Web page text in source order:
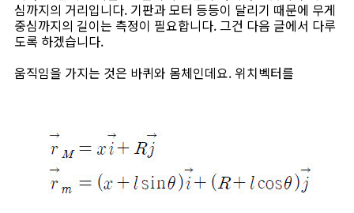
심까지의 거리입니다. 기판과 모터 등등이 달리기 때문에 무게
중심까지의 길이는 측정이 필요합니다. 그건 다음 글에서 다루
도록 하겠습니다.
움직임을 가지는 것은 바퀴와 몸체인데요. 위치벡터를